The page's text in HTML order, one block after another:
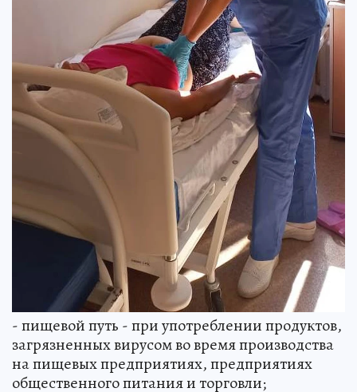
- пищевой путь - при употреблении продуктов,
загрязненных вирусом во время производства
на пищевых предприятиях, предприятиях
общественного питания и торговли;